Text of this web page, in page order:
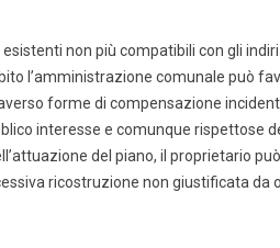
non più compatibili con gli
l’amministrazione comunale può
forme di compensazione
interesse e comunque rispettose
del piano, il proprietario
ricostruzione non giustificata da